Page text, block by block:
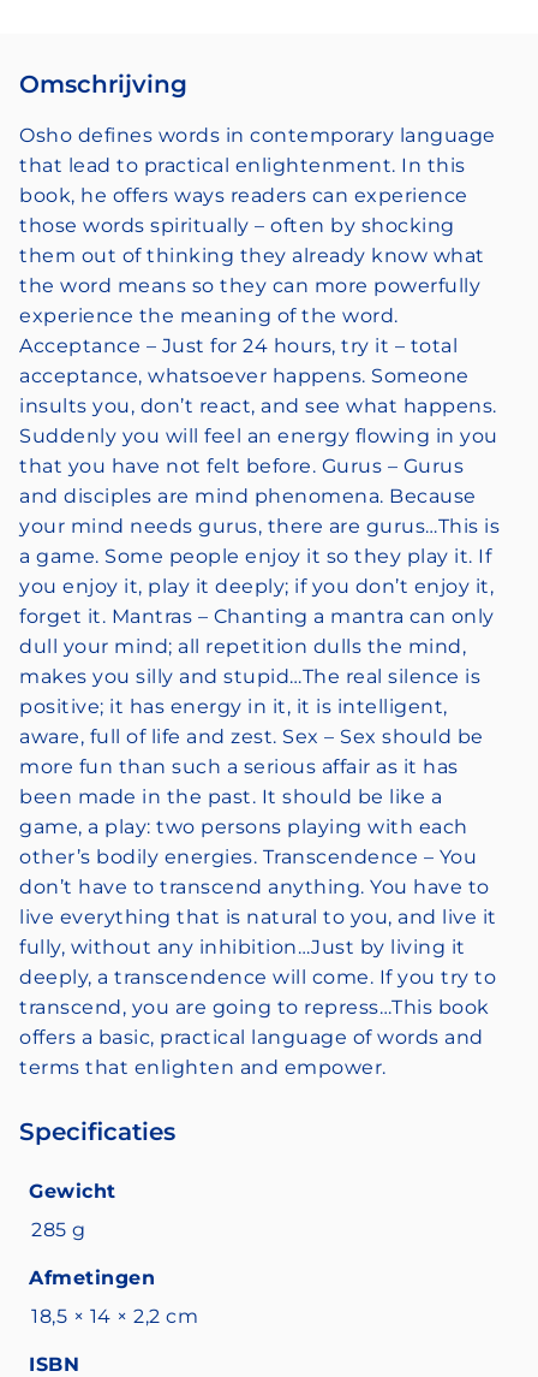
Omschrijving
Osho defines words in contemporary language
that lead to practical enlightenment. In this
book, he offers ways readers can experience
those words spiritually – often by shocking
them out of thinking they already know what
the word means so they can more powerfully
experience the meaning of the word.
Acceptance – Just for 24 hours, try it – total
acceptance, whatsoever happens. Someone
insults you, don’t react, and see what happens.
Suddenly you will feel an energy flowing in you
that you have not felt before. Gurus – Gurus
and disciples are mind phenomena. Because
your mind needs gurus, there are gurus…This is
a game. Some people enjoy it so they play it. If
you enjoy it, play it deeply; if you don’t enjoy it,
forget it. Mantras – Chanting a mantra can only
dull your mind; all repetition dulls the mind,
makes you silly and stupid…The real silence is
positive; it has energy in it, it is intelligent,
aware, full of life and zest. Sex – Sex should be
more fun than such a serious affair as it has
been made in the past. It should be like a
game, a play: two persons playing with each
other’s bodily energies. Transcendence – You
don’t have to transcend anything. You have to
live everything that is natural to you, and live it
fully, without any inhibition…Just by living it
deeply, a transcendence will come. If you try to
transcend, you are going to repress…This book
offers a basic, practical language of words and
terms that enlighten and empower.
Specificaties
Gewicht
285 g
Afmetingen
18,5 × 14 × 2,2 cm
ISBN